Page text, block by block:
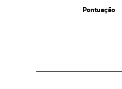
Pontuação